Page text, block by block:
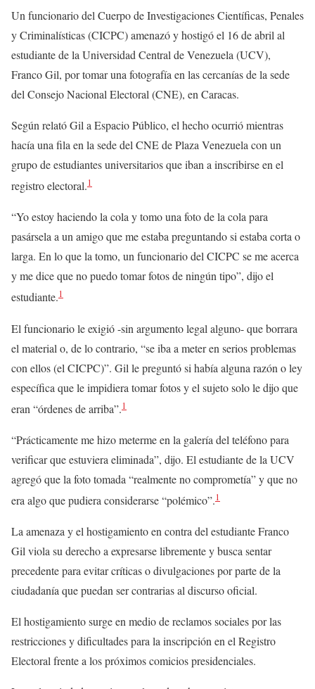
Un funcionario del Cuerpo de Investigaciones Científicas, Penales
y Criminalísticas (CICPC) amenazó y hostigó el 16 de abril al
estudiante de la Universidad Central de Venezuela (UCV),
Franco Gil, por tomar una fotografía en las cercanías de la sede
del Consejo Nacional Electoral (CNE), en Caracas.
Según relató Gil a Espacio Público, el hecho ocurrió mientras
hacía­ una fila en la sede del CNE de Plaza Venezuela con un
grupo de estudiantes universitarios que iban a inscribirse en el
registro electoral.1
“Yo estoy haciendo la cola y tomo una foto de la cola para
pasársela a un amigo que me estaba preguntando si estaba corta o
larga. En lo que la tomo, un funcionario del CICPC se me acerca
y me dice que no puedo tomar fotos de ningún tipo”, dijo el
estudiante.1
El funcionario le exigió -sin argumento legal alguno- que borrara
el material o, de lo contrario, “se iba a meter en serios problemas
con ellos (el CICPC)”. Gil le preguntó si había alguna razón o ley
específica que le impidiera tomar fotos y el sujeto solo le dijo que
eran “órdenes de arriba”.1
“Prácticamente me hizo meterme en la galería del teléfono para
verificar que estuviera eliminada”, dijo. El estudiante de la UCV
agregó que la foto tomada “realmente no comprometía” y que no
era algo que pudiera considerarse “polémico”.1
La amenaza y el hostigamiento en contra del estudiante Franco
Gil viola su derecho a expresarse libremente y busca sentar
precedente para evitar críticas o divulgaciones por parte de la
ciudadanía que puedan ser contrarias al discurso oficial.
El hostigamiento surge en medio de reclamos sociales por las
restricciones y dificultades para la inscripción en el Registro
Electoral frente a los próximos comicios presidenciales.